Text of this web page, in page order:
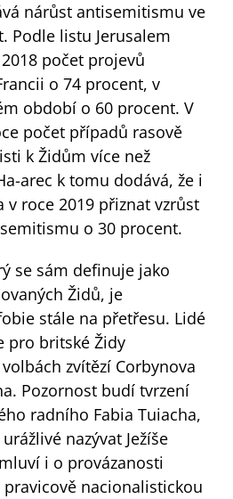
nárůst antisemitismu ve
Podle listu Jerusalem
počet projevů
o 74 procent, v
období o 60 procent. V
počet případů rasově
k Židům více než
arec k tomu dodává, že i
v roce 2019 přiznat vzrůst
o 30 procent.
se sám definuje jako
Židů, je
stále na přetřesu. Lidé
pro britské Židy
zvítězí Corbynova
Pozornost budí tvrzení
radního Fabia Tuiacha,
nazývat Ježíše
i o provázanosti
nacionalistickou